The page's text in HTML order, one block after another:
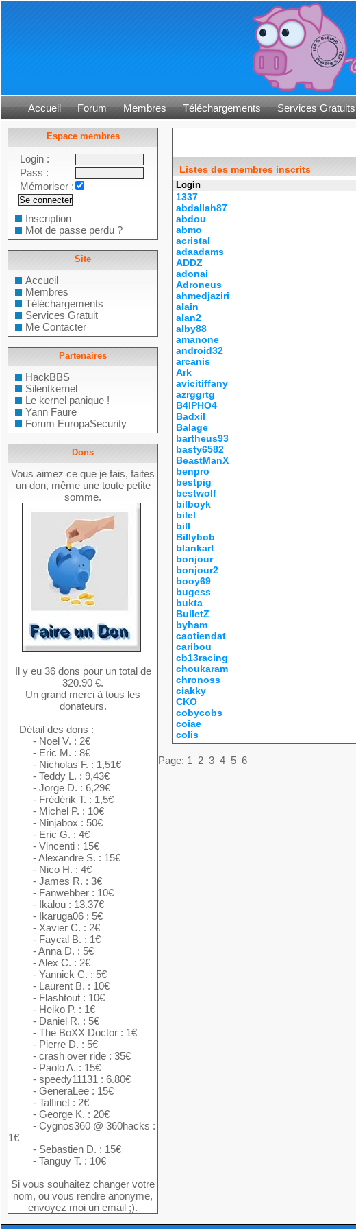
Accueil Forum Membres Téléchargements Services Gratuits
Espace membres
Login :
Pass :
Mémoriser :
Inscription
Mot de passe perdu ?
Site
Accueil
Membres
Téléchargements
Services Gratuit
Me Contacter
Partenaires
HackBBS
Silentkernel
Le kernel panique !
Yann Faure
Forum EuropaSecurity
Dons
Vous aimez ce que je fais, faites
un don, même une toute petite
somme.
Il y eu 36 dons pour un total de
320.90 €.
Un grand merci à tous les
donateurs.
Détail des dons :
- Noel V. : 2€
- Eric M. : 8€
- Nicholas F. : 1,51€
- Teddy L. : 9,43€
- Jorge D. : 6,29€
- Frédérik T. : 1,5€
- Michel P. : 10€
- Ninjabox : 50€
- Eric G. : 4€
- Vincenti : 15€
- Alexandre S. : 15€
- Nico H. : 4€
- James R. : 3€
- Fanwebber : 10€
- Ikalou : 13.37€
- Ikaruga06 : 5€
- Xavier C. : 2€
- Faycal B. : 1€
- Anna D. : 5€
- Alex C. : 2€
- Yannick C. : 5€
- Laurent B. : 10€
- Flashtout : 10€
- Heiko P. : 1€
- Daniel R. : 5€
- The BoXX Doctor : 1€
- Pierre D. : 5€
- crash over ride : 35€
- Paolo A. : 15€
- speedy11131 : 6.80€
- GeneraLee : 15€
- Talfinet : 2€
- George K. : 20€
- Cygnos360 @ 360hacks :
1€
- Sebastien D. : 15€
- Tanguy T. : 10€
Si vous souhaitez changer votre
nom, ou vous rendre anonyme,
envoyez moi un email ;).
Listes des membres inscrits
Login
1337
abdallah87
abdou
abmo
acristal
adaadams
ADDZ
adonai
Adroneus
ahmedjaziri
alain
alan2
alby88
amanone
android32
arcanis
Ark
avicitiffany
azrggrtg
B4IPHO4
Badxil
Balage
bartheus93
basty6582
BeastManX
benpro
bestpig
bestwolf
bilboyk
bilel
bill
Billybob
blankart
bonjour
bonjour2
booy69
bugess
bukta
BulletZ
byham
caotiendat
caribou
cb13racing
choukaram
chronoss
ciakky
CKO
cobycobs
coiae
colis
Page: 1 2 3 4 5 6